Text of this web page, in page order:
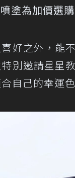
塗為加價選
好之外，能
別邀請星星
自己的幸運